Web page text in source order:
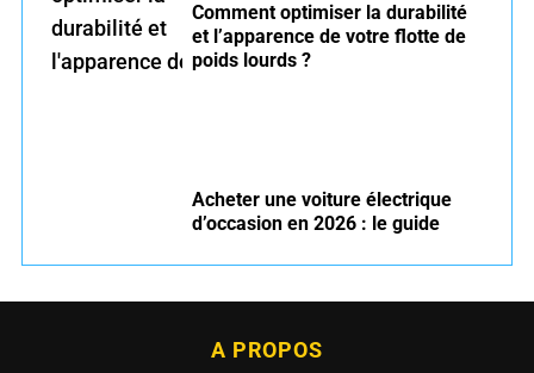
Comment optimiser la durabilité
et l’apparence de votre flotte de
poids lourds ?
Acheter une voiture électrique
d’occasion en 2026 : le guide
A PROPOS